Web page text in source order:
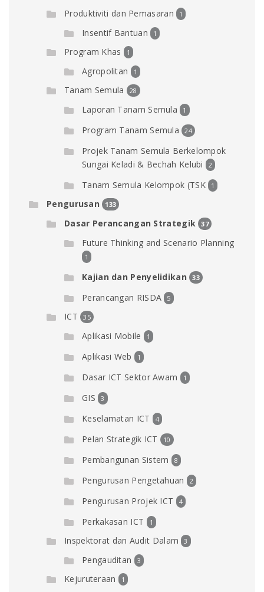
Produktiviti dan Pemasaran 1
Insentif Bantuan 1
Program Khas 1
Agropolitan 1
Tanam Semula 28
Laporan Tanam Semula 1
Program Tanam Semula 24
Projek Tanam Semula Berkelompok
Sungai Keladi & Bechah Kelubi
2
Tanam Semula Kelompok (TSK 1
Pengurusan 133
Dasar Perancangan Strategik 37
Future Thinking and Scenario Planning
1
Kajian dan Penyelidikan 33
Perancangan RISDA 5
ICT 35
Aplikasi Mobile 1
Aplikasi Web 1
Dasar ICT Sektor Awam 1
GIS 3
Keselamatan ICT 4
Pelan Strategik ICT 10
Pembangunan Sistem 8
Pengurusan Pengetahuan 2
Pengurusan Projek ICT 4
Perkakasan ICT 1
Inspektorat dan Audit Dalam 3
Pengauditan 3
Kejuruteraan 1